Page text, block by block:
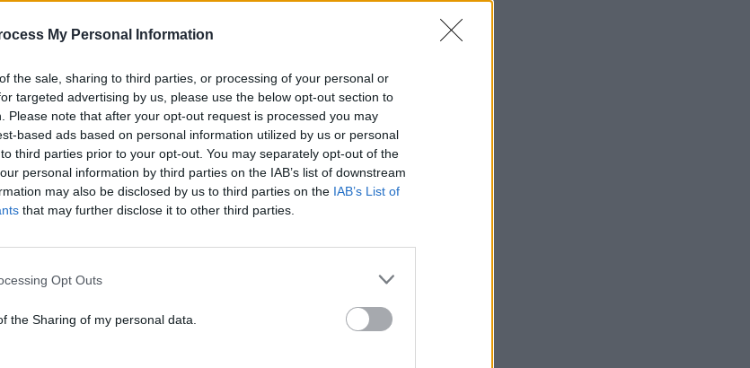
My Personal Information
the sale, sharing to third parties, or processing of your personal or
targeted advertising by us, please use the below opt-out section to
Please note that after your opt-out request is processed you may
based ads based on personal information utilized by us or personal
third parties prior to your opt-out. You may separately opt-out of the
personal information by third parties on the IAB’s list of downstream
may also be disclosed by us to third parties on the IAB’s List of
that may further disclose it to other third parties.
Opt Outs
the Sharing of my personal data.
ομάδα του Libre
η πολιτική αντιπαράθεση,
φόντο την ψηφοφορία για την άρση
των 13 βουλευτών της Νέας
για την υπόθεση
ΟΠΕΚΕΠΕ.
...
Ο αγρότης πήγε στο
μου για το